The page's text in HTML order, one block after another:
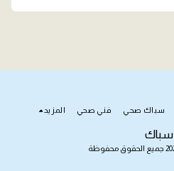
سباك
سباك صحي فني صحي المزيد